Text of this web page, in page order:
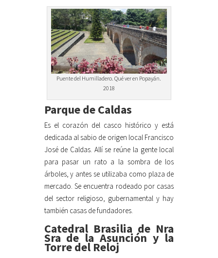
Puente del Humilladero. Qué ver en Popayán.
2018
Parque de Caldas
Es el corazón del casco histórico y está
dedicada al sabio de origen local Francisco
José de Caldas. Allí se reúne la gente local
para pasar un rato a la sombra de los
árboles, y antes se utilizaba como plaza de
mercado. Se encuentra rodeado por casas
del sector religioso, gubernamental y hay
también casas de fundadores.
Catedral Brasilia de Nra
Sra de la Asunción y la
Torre del Reloj